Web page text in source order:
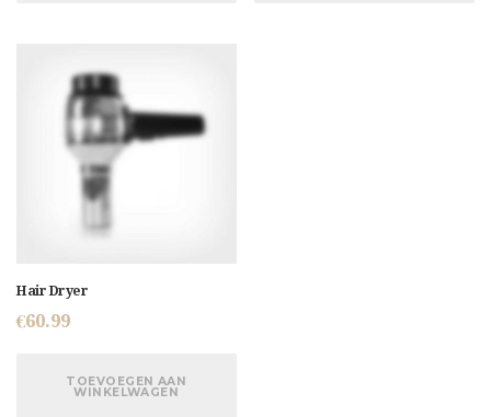
Hair Dryer
€60.99
TOEVOEGEN AAN
WINKELWAGEN